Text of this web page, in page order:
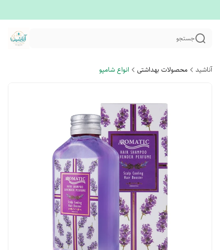
جستجو
آناشید محصولات بهداشتی انواع شامپو